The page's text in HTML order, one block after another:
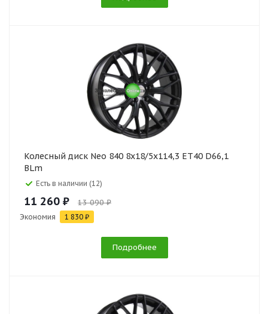
Колесный диск Neo 840 8x18/5x114,3 ET40 D66,1
BLm
Есть в наличии (12)
11 260 ₽ 13 090 ₽
Экономия 1 830 ₽
Подробнее